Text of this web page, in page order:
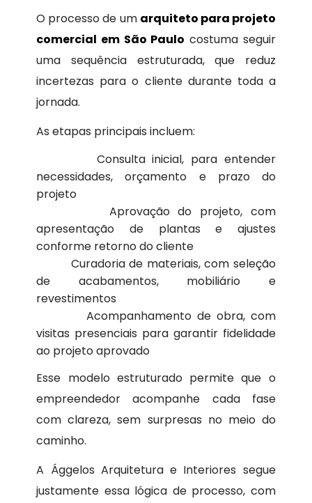
O processo de um arquiteto para projeto
comercial em São Paulo costuma seguir
uma sequência estruturada, que reduz
incertezas para o cliente durante toda a
jornada.
As etapas principais incluem:
Consulta inicial, para entender
necessidades, orçamento e prazo do
projeto
Aprovação do projeto, com
apresentação de plantas e ajustes
conforme retorno do cliente
Curadoria de materiais, com seleção
de acabamentos, mobiliário e
revestimentos
Acompanhamento de obra, com
visitas presenciais para garantir fidelidade
ao projeto aprovado
Esse modelo estruturado permite que o
empreendedor acompanhe cada fase
com clareza, sem surpresas no meio do
caminho.
A Ággelos Arquitetura e Interiores segue
justamente essa lógica de processo, com